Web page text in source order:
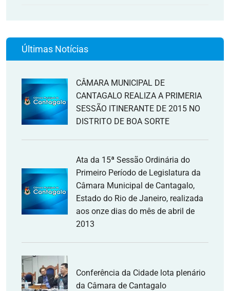
Últimas Notícias
CÂMARA MUNICIPAL DE
CANTAGALO REALIZA A PRIMERIA
SESSÃO ITINERANTE DE 2015 NO
DISTRITO DE BOA SORTE
Ata da 15ª Sessão Ordinária do
Primeiro Período de Legislatura da
Câmara Municipal de Cantagalo,
Estado do Rio de Janeiro, realizada
aos onze dias do mês de abril de
2013
Conferência da Cidade lota plenário
da Câmara de Cantagalo